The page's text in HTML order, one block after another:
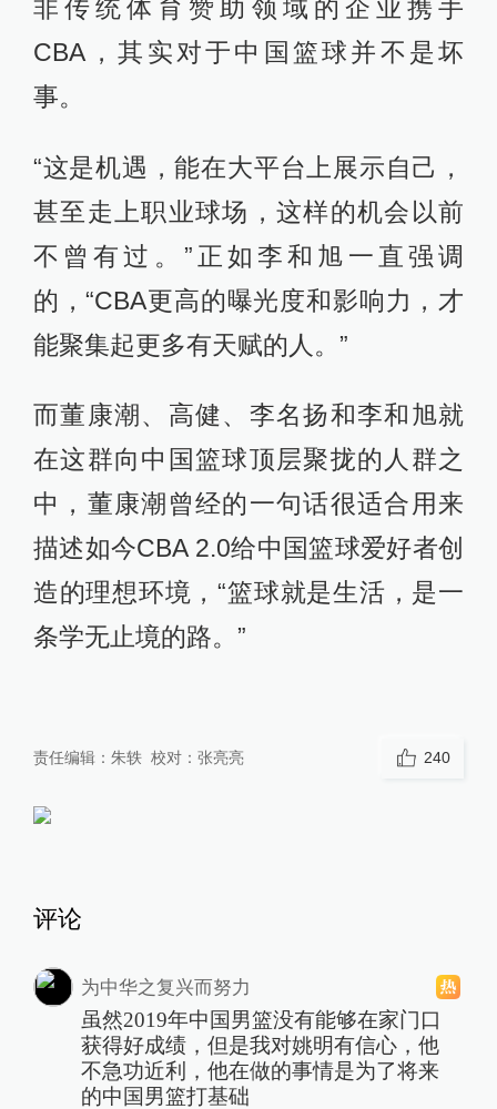
非传统体育赞助领域的企业携手
CBA，其实对于中国篮球并不是坏
事。
“这是机遇，能在大平台上展示自己，
甚至走上职业球场，这样的机会以前
不曾有过。”正如李和旭一直强调
的，“CBA更高的曝光度和影响力，才
能聚集起更多有天赋的人。”
而董康潮、高健、李名扬和李和旭就
在这群向中国篮球顶层聚拢的人群之
中，董康潮曾经的一句话很适合用来
描述如今CBA 2.0给中国篮球爱好者创
造的理想环境，“篮球就是生活，是一
条学无止境的路。”
责任编辑： 朱轶 校对： 张亮亮 240
评论
为中华之复兴而努力
虽然2019年中国男篮没有能够在家门口
获得好成绩，但是我对姚明有信心，他
不急功近利，他在做的事情是为了将来
的中国男篮打基础